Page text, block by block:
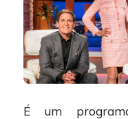
É um